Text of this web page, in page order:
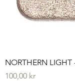
NORTHERN LIGHT
Pris
100,00 kr